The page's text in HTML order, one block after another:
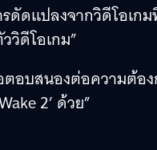
ดัดแปลงจากวิดีโอเก
ดีโอเกม”
อตอบสนองต่อความต้อ
2’ ด้วย”